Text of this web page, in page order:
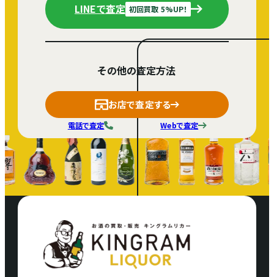
LINEで査定 初回買取 5%UP！
その他の査定方法
お店で査定する
Webで査定
電話で査定